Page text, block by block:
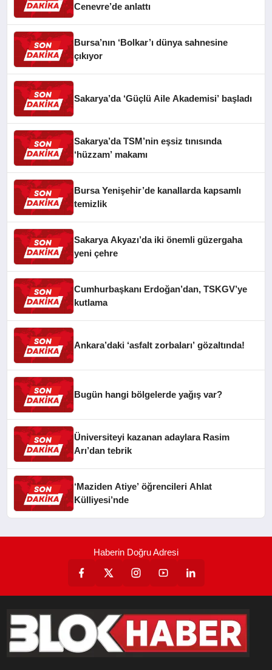
Cenevre’de anlattı
Bursa’nın ‘Bolkar’ı dünya sahnesine
çıkıyor
Sakarya’da ‘Güçlü Aile Akademisi’ başladı
Sakarya’da TSM’nin eşsiz tınısında
‘hüzzam’ makamı
Bursa Yenişehir’de kanallarda kapsamlı
temizlik
Sakarya Akyazı’da iki önemli güzergaha
yeni çehre
Cumhurbaşkanı Erdoğan’dan, TSKGV’ye
kutlama
Ankara’daki ‘asfalt zorbaları’ gözaltında!
Bugün hangi bölgelerde yağış var?
Üniversiteyi kazanan adaylara Rasim
Arı’dan tebrik
‘Maziden Atiye’ öğrencileri Ahlat
Külliyesi’nde
Haberin Doğru Adresi